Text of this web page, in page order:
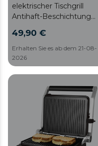
elektrischer Tischgrill
Antihaft-Beschichtung
höhenverstellbar,
Kochfläche 30 x 23,5 cm,
2000 W, Edelstahl und
Kunststoff
49,90 €
Erhalten Sie es ab dem 21-08-
2026